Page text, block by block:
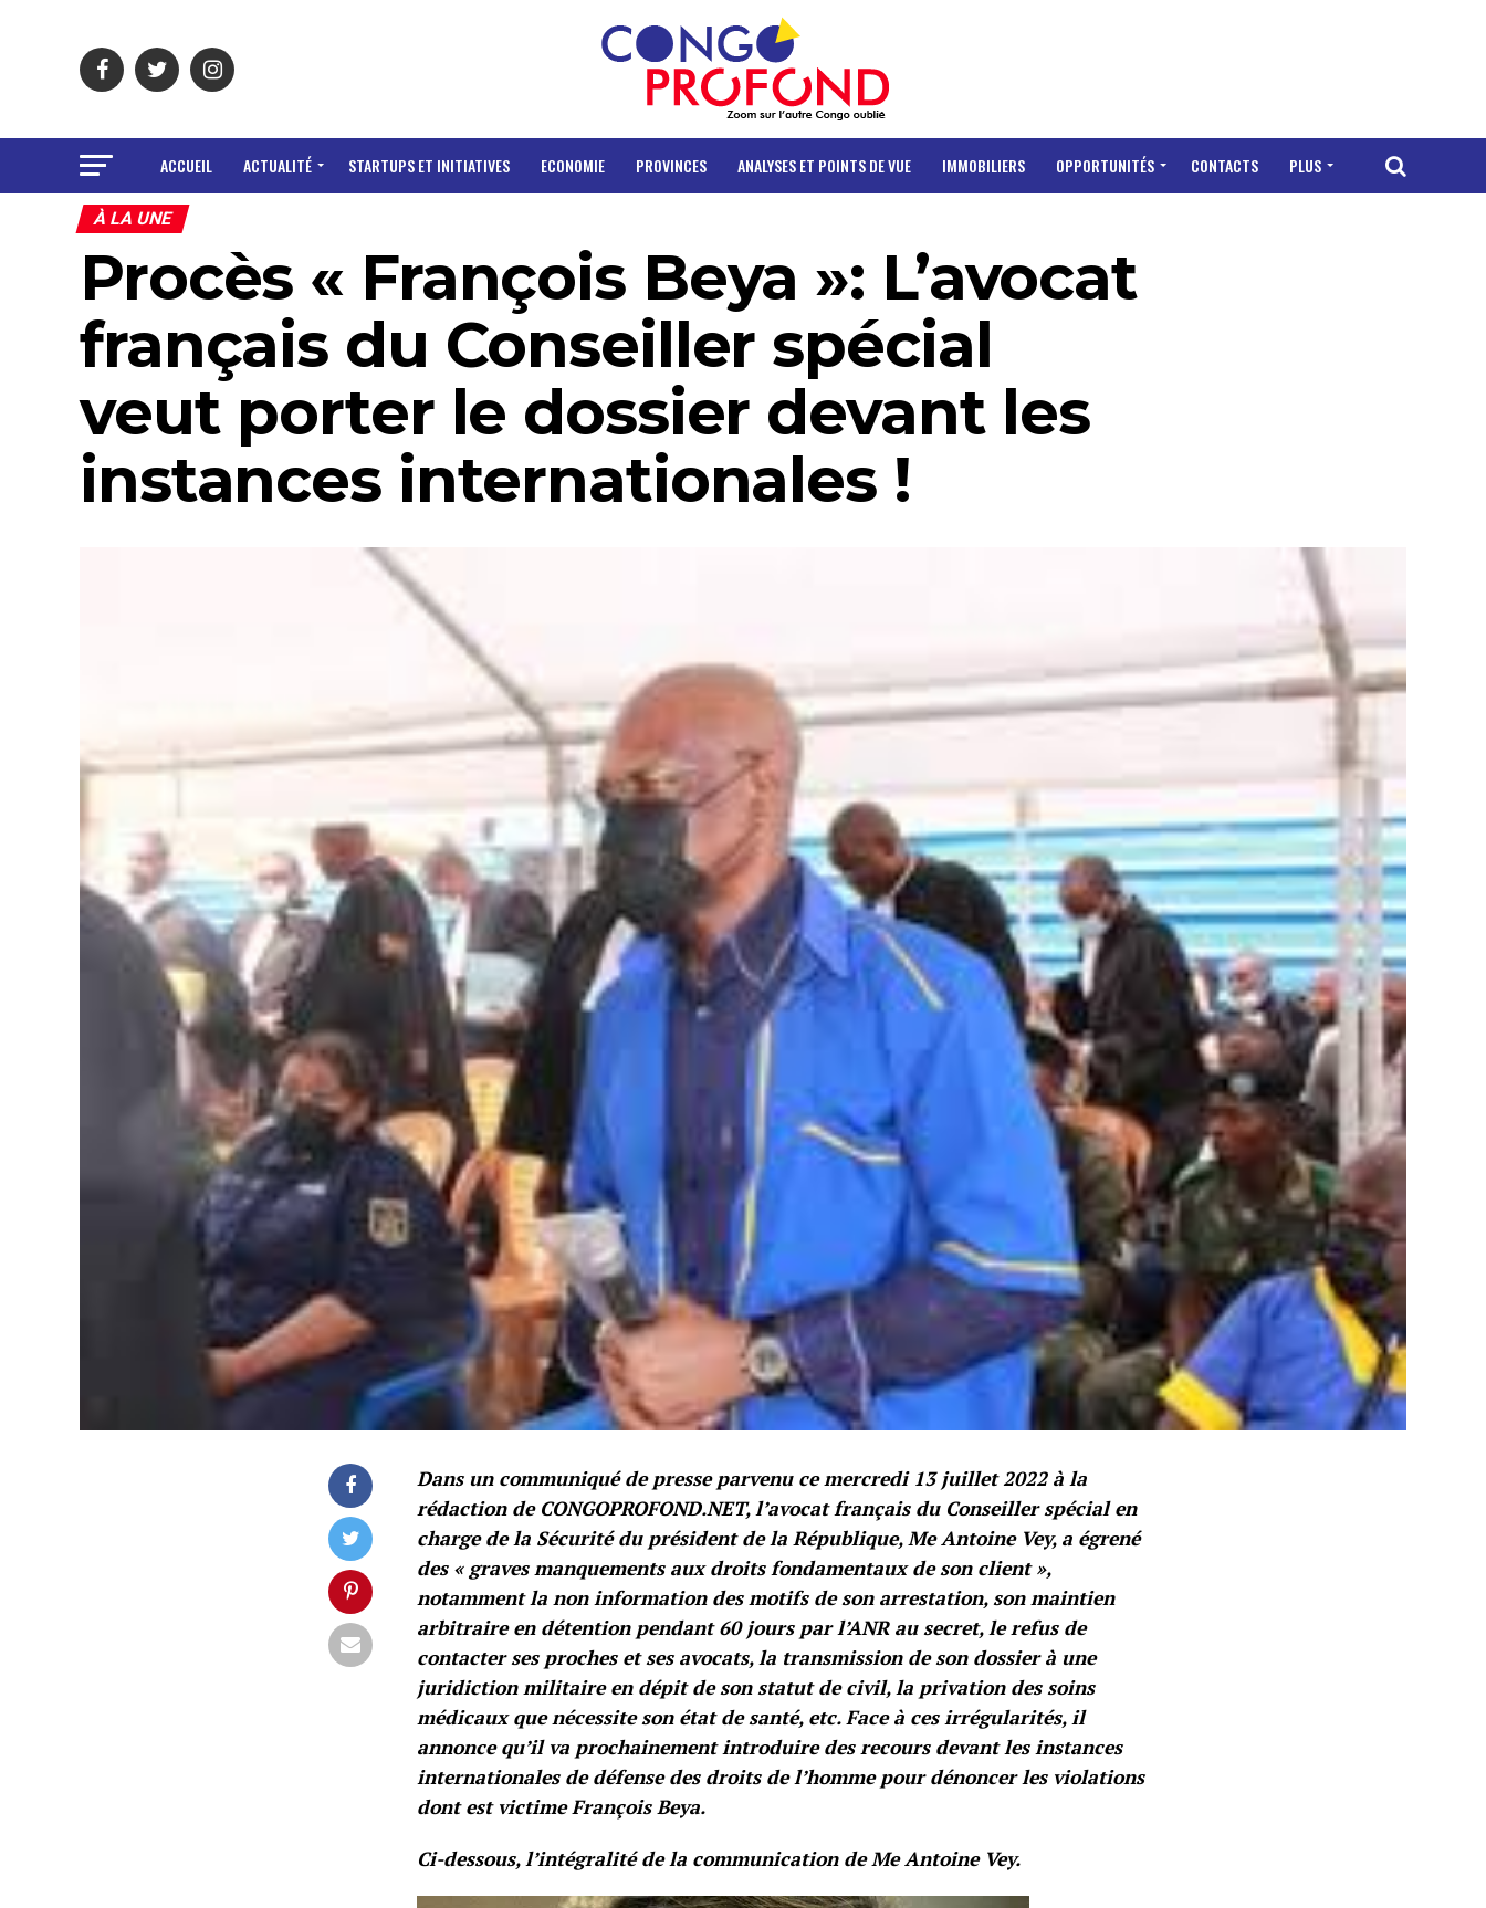
ACCUEIL ACTUALITÉ STARTUPS ET INITIATIVES ECONOMIE PROVINCES ANALYSES ET POINTS DE VUE IMMOBILIERS OPPORTUNITÉS CONTACTS PLUS
À LA UNE
Procès « François Beya »: L’avocat
français du Conseiller spécial
veut porter le dossier devant les
instances internationales !
Dans un communiqué de presse parvenu ce mercredi 13 juillet 2022 à la
rédaction de CONGOPROFOND.NET, l’avocat français du Conseiller spécial en
charge de la Sécurité du président de la République, Me Antoine Vey, a égrené
des « graves manquements aux droits fondamentaux de son client »,
notamment la non information des motifs de son arrestation, son maintien
arbitraire en détention pendant 60 jours par l’ANR au secret, le refus de
contacter ses proches et ses avocats, la transmission de son dossier à une
juridiction militaire en dépit de son statut de civil, la privation des soins
médicaux que nécessite son état de santé, etc. Face à ces irrégularités, il
annonce qu’il va prochainement introduire des recours devant les instances
internationales de défense des droits de l’homme pour dénoncer les violations
dont est victime François Beya.
Ci-dessous, l’intégralité de la communication de Me Antoine Vey.